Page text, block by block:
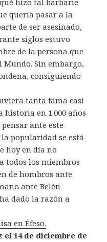
hizo tal barbarie
quería pasar a la
de ser asesinado,
siglos estuvo
de la persona que
Mundo. Sin embargo,
consiguiendo
tanta fama casi
historia en 1.000 años
pensar ante este
popularidad se está
hoy en día no
todos los miembros
de hombros ante
ante Belén
dado la razón a
en Éfeso.
14 de diciembre de